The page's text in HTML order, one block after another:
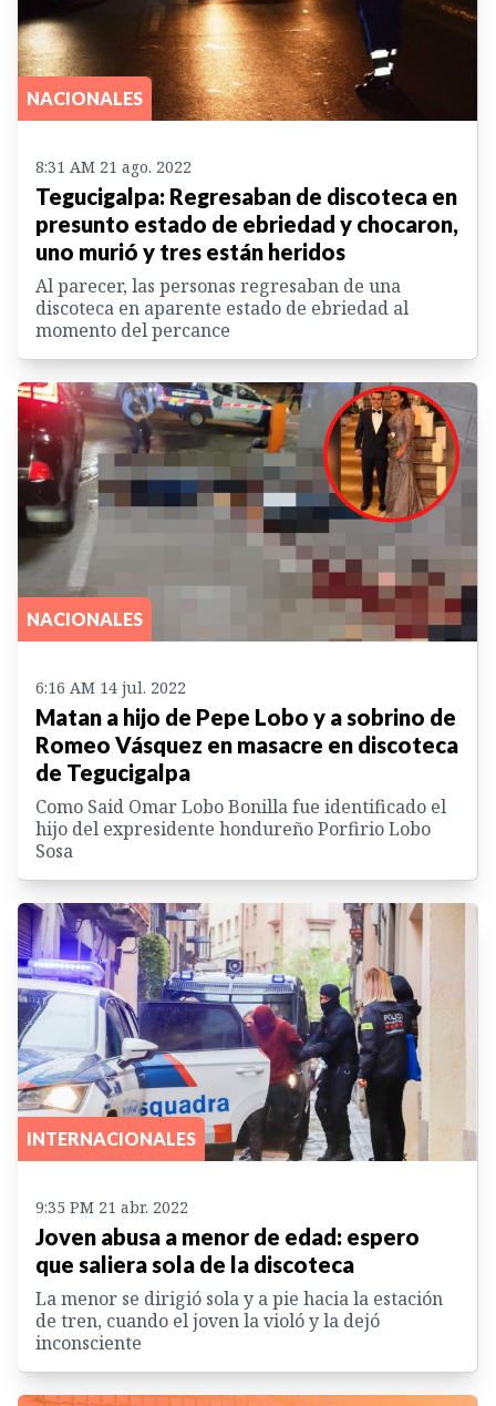
NACIONALES
8:31 AM 21 ago. 2022
Tegucigalpa: Regresaban de discoteca en
presunto estado de ebriedad y chocaron,
uno murió y tres están heridos
Al parecer, las personas regresaban de una
discoteca en aparente estado de ebriedad al
momento del percance
NACIONALES
6:16 AM 14 jul. 2022
Matan a hijo de Pepe Lobo y a sobrino de
Romeo Vásquez en masacre en discoteca
de Tegucigalpa
Como Said Omar Lobo Bonilla fue identificado el
hijo del expresidente hondureño Porfirio Lobo
Sosa
INTERNACIONALES
9:35 PM 21 abr. 2022
Joven abusa a menor de edad: espero
que saliera sola de la discoteca
La menor se dirigió sola y a pie hacia la estación
de tren, cuando el joven la violó y la dejó
inconsciente